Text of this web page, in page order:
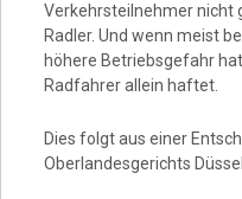
Verkehrsteilnehmer nicht
Radler. Und wenn meist
höhere Betriebsgefahr
Radfahrer allein haftet.
Dies folgt aus einer
Oberlandesgerichts